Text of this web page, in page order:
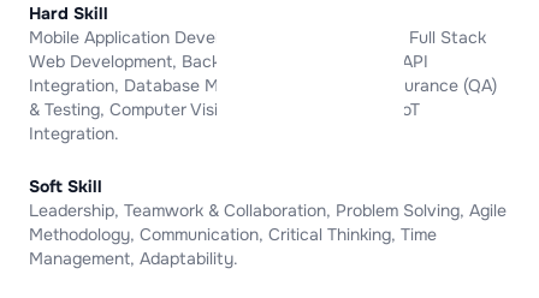
Hard Skill
Mobile Application Development (Android & iOS), Full Stack
Web Development, Backend Engineering, REST API
Integration, Database Management, Quality Assurance (QA)
& Testing, Computer Vision (Object Detection), IoT
Integration.
Soft Skill
Leadership, Teamwork & Collaboration, Problem Solving, Agile
Methodology, Communication, Critical Thinking, Time
Management, Adaptability.